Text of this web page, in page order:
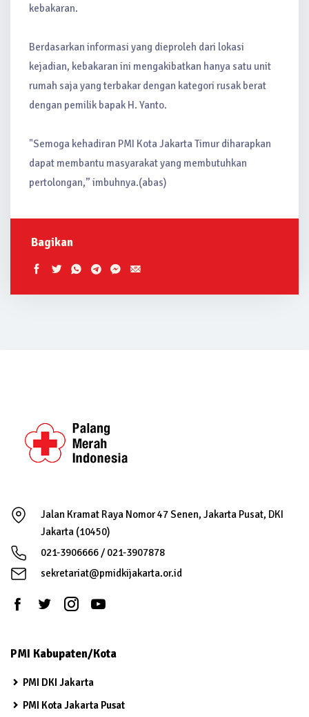
kebakaran.
Berdasarkan informasi yang dieproleh dari lokasi
kejadian, kebakaran ini mengakibatkan hanya satu unit
rumah saja yang terbakar dengan kategori rusak berat
dengan pemilik bapak H. Yanto.
"Semoga kehadiran PMI Kota Jakarta Timur diharapkan
dapat membantu masyarakat yang membutuhkan
pertolongan,” imbuhnya.(abas)
Bagikan
Jalan Kramat Raya Nomor 47 Senen, Jakarta Pusat, DKI
Jakarta (10450)
021-3906666 / 021-3907878
sekretariat@pmidkijakarta.or.id
PMI Kabupaten/Kota
PMI DKI Jakarta
PMI Kota Jakarta Pusat